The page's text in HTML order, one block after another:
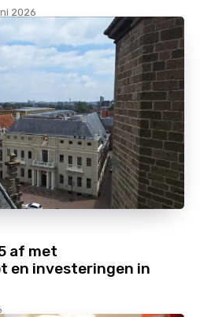
2026
af met
en investeringen in